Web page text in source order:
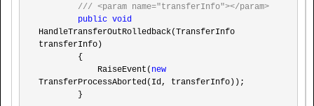
/// <param name="transferInfo"></param>
public void
HandleTransferOutRolledback(TransferInfo
transferInfo)
            RaiseEvent(
new
TransferProcessAborted(Id, transferInfo));